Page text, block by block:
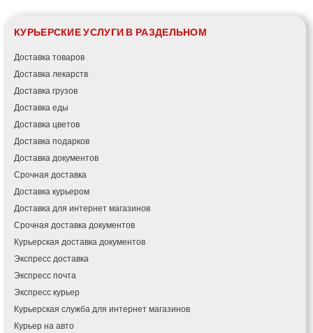
КУРЬЕРСКИЕ УСЛУГИ В РАЗДЕЛЬНОМ
Доставка товаров
Доставка лекарств
Доставка грузов
Доставка еды
Доставка цветов
Доставка подарков
Доставка документов
Срочная доставка
Доставка курьером
Доставка для интернет магазинов
Срочная доставка документов
Курьерская доставка документов
Экспресс доставка
Экспресс почта
Экспресс курьер
Курьерская служба для интернет магазинов
Курьер на авто